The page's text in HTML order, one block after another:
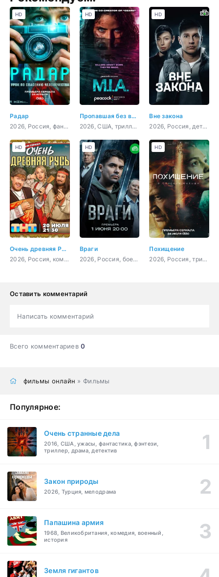
Радар
2026, Россия, фантастика, приключения, триллер
HD
Пропавшая без вести
2026, США, триллер, криминал, драма
HD
Вне закона
2026, Россия, детектив, боевик, криминал, драма
HD
Очень древняя Русь
2026, Россия, комедия
HD
Враги
2026, Россия, боевик, криминал
HD
Похищение
2026, Россия, триллер, детектив
HD
Оставить комментарий
Написать комментарий
Всего комментариев0
фильмы онлайн » Фильмы
Популярное:
Очень странные дела
2016, США, ужасы, фантастика, фэнтези,
триллер, драма, детектив
Закон природы
2026, Турция, мелодрама
Папашина армия
1968, Великобритания, комедия, военный,
история
Земля гигантов